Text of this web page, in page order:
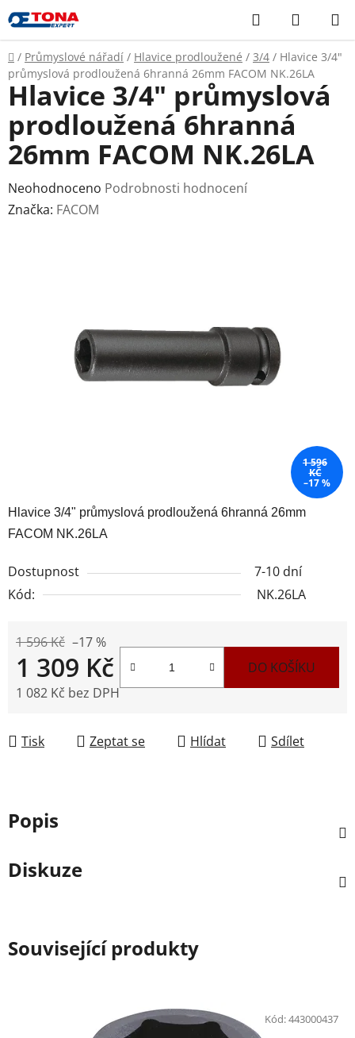
Přejít
na
obsah
Hledat
KOŠÍK
Domů
/ Průmyslové nářadí / Hlavice prodloužené / 3/4 / Hlavice 3/4"
průmyslová prodloužená 6hranná 26mm FACOM NK.26LA
Hlavice 3/4" průmyslová prodloužená 6hranná 26mm
FACOM NK.26LA
Dostupnost
7-10 dní
Kód:
NK.26LA
1 596 Kč –17 %
1 309 Kč
1 082 Kč bez DPH
DO KOŠÍKU
Tisk Zeptat se Hlídat Sdílet
Hlavice 3/4" průmyslová
prodloužená 6hranná
26mm FACOM NK.26LA
Průměrné
hodnocení
Neohodnoceno Podrobnosti hodnocení
Značka: FACOM
1 596
KČ
–17 %
Popis
Diskuze
Související produkty
Kód:443000437